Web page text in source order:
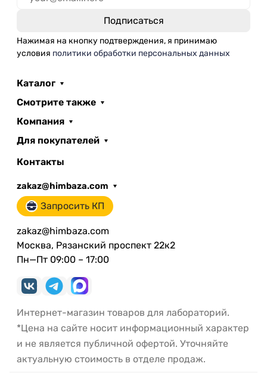
Нажимая на кнопку подтверждения, я принимаю
условия политики обработки персональных данных
Каталог
Смотрите также
Компания
Для покупателей
Контакты
zakaz@himbaza.com
Запросить КП
zakaz@himbaza.com
Москва, Рязанский проспект 22к2
Пн—Пт 09:00 – 17:00
Интернет-магазин товаров для лабораторий.
*Цена на сайте носит информационный характер
и не является публичной офертой. Уточняйте
актуальную стоимость в отделе продаж.